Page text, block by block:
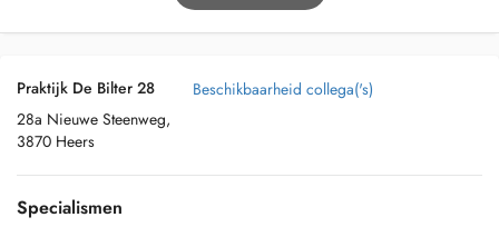
Praktijk De Bilter 28
28a Nieuwe Steenweg,
3870 Heers
Beschikbaarheid collega('s)
Specialismen